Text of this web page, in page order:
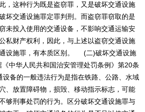
，这种行为既是盗窃罪，又是破坏交通设施
坏交通设施罪定罪判刑。而盗窃罪窃取的是
未投入使用的交通设备，不影响交通运输安
私财产权利，因此，与上述以盗窃交通设施
设施罪，有本质区别。 (二)破坏交通设施
中华人民共和国治安管理处罚条例》第20条
备的一般违法行为是指在铁路、公路、水域
、放置障碍物，损毁、移动指示标志，可能
够刑事处罚的行为。区分破坏交通设施罪与